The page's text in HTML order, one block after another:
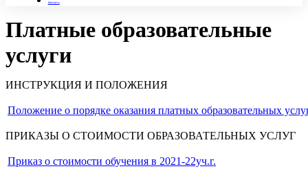
Контакты
Платные образовательные
услуги
ИНСТРУКЦИЯ И ПОЛОЖЕНИЯ
Положение о порядке оказания платных образовательных
ПРИКАЗЫ О СТОИМОСТИ ОБРАЗОВАТЕЛЬНЫХ УСЛУГ
Приказ о стоимости обучения в 2021-22уч.г.